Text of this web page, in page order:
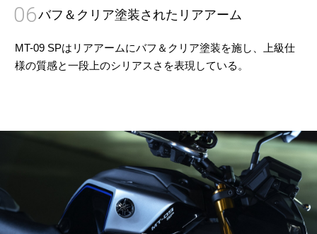
06バフ＆クリア塗装されたリアアーム
MT-09 SPはリアアームにバフ＆クリア塗装を施し、上級仕
様の質感と一段上のシリアスさを表現している。